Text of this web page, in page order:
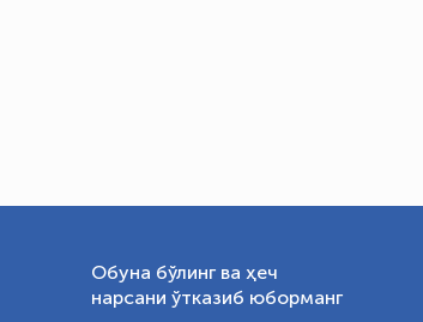
Обуна бўлинг ва ҳеч
нарсани ўтказиб юборманг